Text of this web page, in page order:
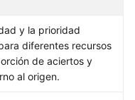
y la prioridad
diferentes recursos
de aciertos y
al origen.